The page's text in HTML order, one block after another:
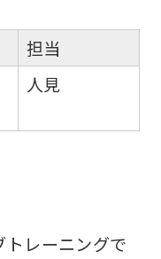
担当
人見
レーニングで